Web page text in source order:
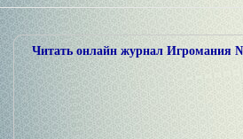
Читать онлайн журнал Игромания